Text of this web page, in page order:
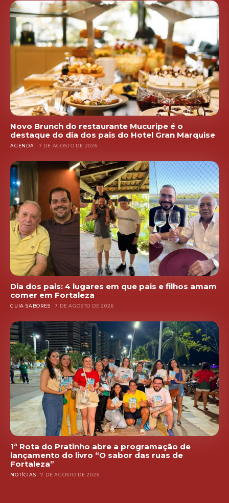
Novo Brunch do restaurante Mucuripe é o
destaque do dia dos pais do Hotel Gran Marquise
AGENDA 7 DE AGOSTO DE 2026
Dia dos pais: 4 lugares em que pais e filhos amam
comer em Fortaleza
GUIA SABORES 7 DE AGOSTO DE 2026
1ª Rota do Pratinho abre a programação de
lançamento do livro “O sabor das ruas de
Fortaleza”
NOTÍCIAS 7 DE AGOSTO DE 2026